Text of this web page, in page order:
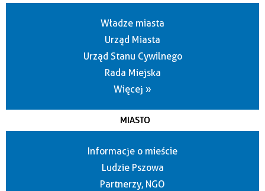
Władze miasta
Urząd Miasta
Urząd Stanu Cywilnego
Rada Miejska
Więcej »
MIASTO
Informacje o mieście
Ludzie Pszowa
Partnerzy, NGO